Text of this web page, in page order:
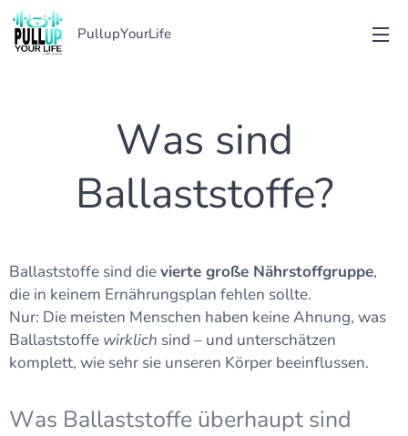
PullupYourLife
Was sind
Ballaststoffe?
Ballaststoffe sind dievierte große Nährstoffgruppe,
die in keinem Ernährungsplan fehlen sollte.
Nur: Die meisten Menschen haben keine Ahnung, was
Ballaststoffe wirklich sind – und unterschätzen
komplett, wie sehr sie unseren Körper beeinflussen.
Was Ballaststoffe überhaupt sind